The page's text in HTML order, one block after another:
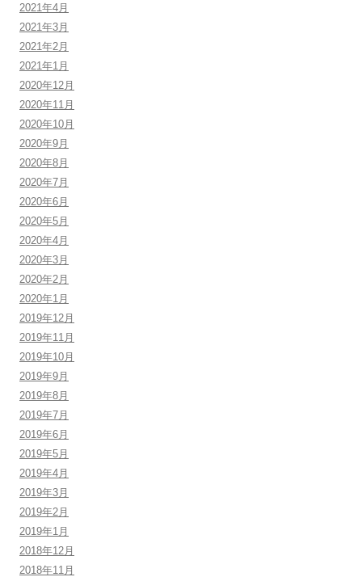
2021年4月
2021年3月
2021年2月
2021年1月
2020年12月
2020年11月
2020年10月
2020年9月
2020年8月
2020年7月
2020年6月
2020年5月
2020年4月
2020年3月
2020年2月
2020年1月
2019年12月
2019年11月
2019年10月
2019年9月
2019年8月
2019年7月
2019年6月
2019年5月
2019年4月
2019年3月
2019年2月
2019年1月
2018年12月
2018年11月